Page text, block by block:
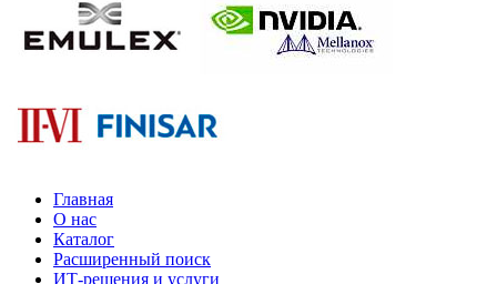
Главная
О нас
Каталог
Расширенный поиск
ИТ-решения и услуги